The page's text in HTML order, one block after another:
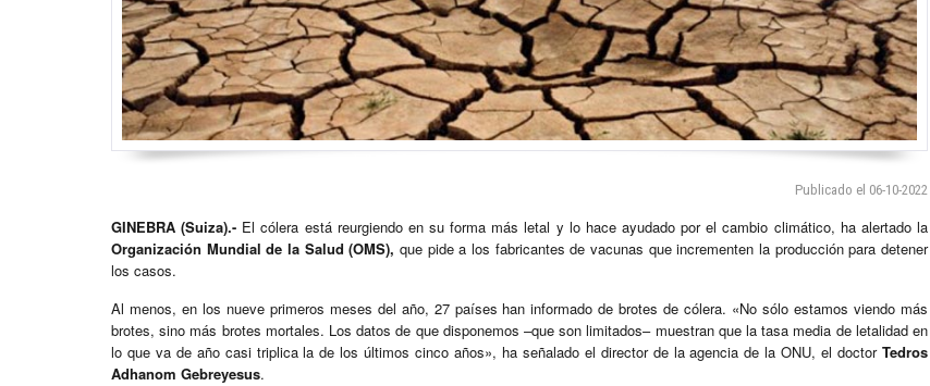
Publicado el 06-10-2022
GINEBRA (Suiza).- El cólera está reurgiendo en su forma más letal y lo hace ayudado por el cambio climático, ha alertado la
Organización Mundial de la Salud (OMS), que pide a los fabricantes de vacunas que incrementen la producción para detener
los casos.
Al menos, en los nueve primeros meses del año, 27 países han informado de brotes de cólera. «No sólo estamos viendo más
brotes, sino más brotes mortales. Los datos de que disponemos –que son limitados– muestran que la tasa media de letalidad en
lo que va de año casi triplica la de los últimos cinco años», ha señalado el director de la agencia de la ONU, el doctor Tedros
Adhanom Gebreyesus.